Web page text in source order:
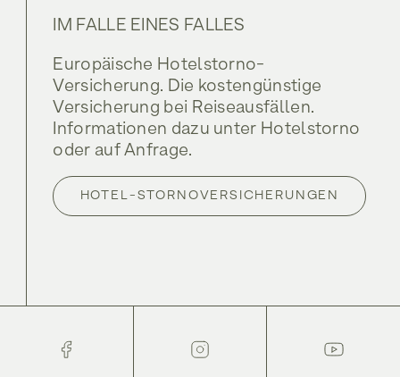
IM FALLE EINES FALLES
Europäische Hotelstorno-
Versicherung. Die kostengünstige
Versicherung bei Reiseausfällen.
Informationen dazu unter Hotelstorno
oder auf Anfrage.
HOTEL-STORNOVERSICHERUNGEN